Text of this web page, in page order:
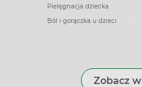
Pielęgnacja dziecka
Ból i gorączka u dzieci
Zobacz